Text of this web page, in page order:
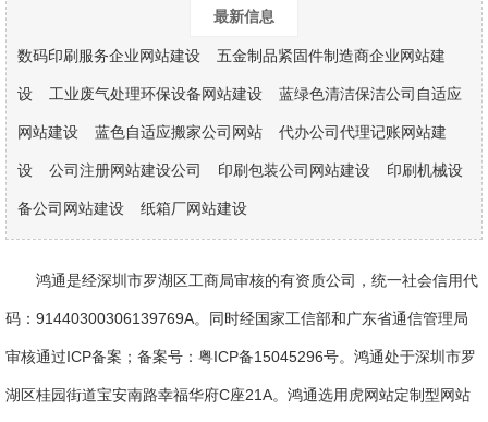
最新信息
数码印刷服务企业网站建设 五金制品紧固件制造商企业网站建
设 工业废气处理环保设备网站建设 蓝绿色清洁保洁公司自适应
网站建设 蓝色自适应搬家公司网站 代办公司代理记账网站建
设 公司注册网站建设公司 印刷包装公司网站建设 印刷机械设
备公司网站建设 纸箱厂网站建设
鸿通是经深圳市罗湖区工商局审核的有资质公司，统一社会信用代
码：91440300306139769A。同时经国家工信部和广东省通信管理局
审核通过ICP备案；备案号：粤ICP备15045296号。鸿通处于深圳市罗
湖区桂园街道宝安南路幸福华府C座21A。鸿通选用虎网站定制型网站